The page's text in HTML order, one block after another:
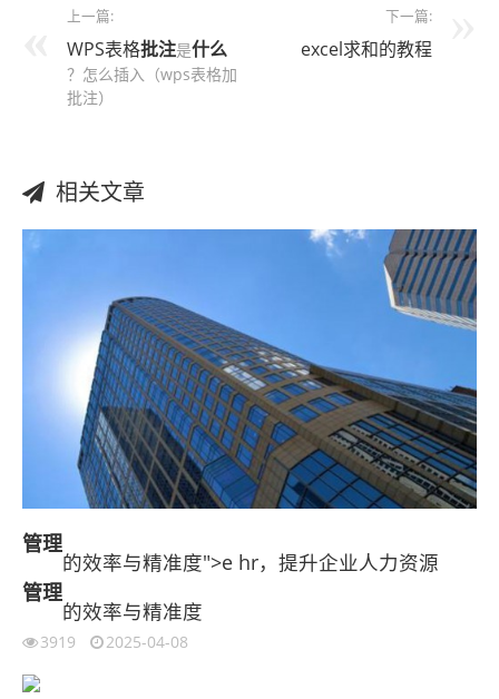
上一篇:
WPS表格批注是什么
？怎么插入（wps表格加
批注）
下一篇:
excel求和的教程
相关文章
管理
的效率与精准度">e hr，提升企业人力资源
管理
的效率与精准度
3919 2025-04-08